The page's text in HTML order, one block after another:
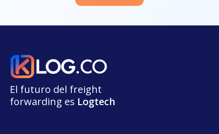
El futuro del freight
forwarding es Logtech